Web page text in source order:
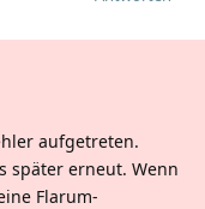
aufgetreten.
später erneut. Wenn
Flarum-